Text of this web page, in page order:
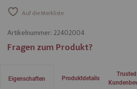
Auf die Merkliste
Artikelnummer: 22402004
Fragen zum Produkt?
Eigenschaften Produktdetails